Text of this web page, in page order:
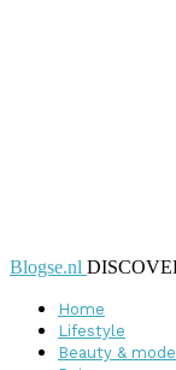
Blogse.nl
Home
Lifestyle
Beauty & mode